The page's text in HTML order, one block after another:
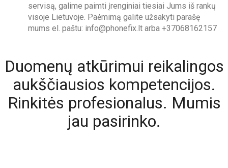
servisą, galime paimti įrenginiai tiesiai Jums iš rankų
visoje Lietuvoje. Paėmimą galite užsakyti parašę
mums el. paštu: info@phonefix.lt arba +37068162157
Duomenų atkūrimui reikalingos
aukščiausios kompetencijos.
Rinkitės profesionalus. Mumis
jau pasirinko.